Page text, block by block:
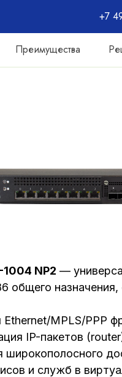
+7
Преимущества
1004 NP2 —
общего
Ethernet/MPLS/PPP
IP-пакетов
широкополосного
и служб в